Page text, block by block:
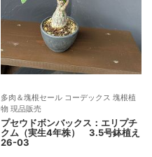
多肉＆塊根セール コーデックス 塊根植
物 現品販売
プセウドボンバックス：エリプチ
クム（実生4年株） 3.5号鉢植え
26-03